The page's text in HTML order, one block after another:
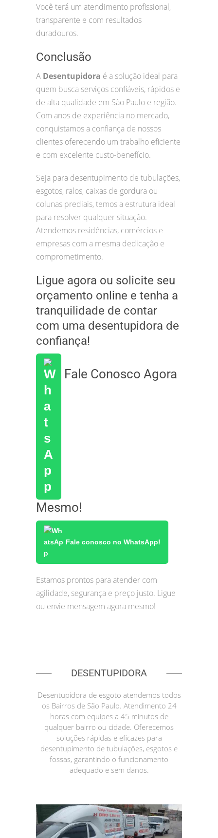
Você terá um atendimento profissional,
transparente e com resultados
duradouros.
Conclusão
A Desentupidora é a solução ideal para
quem busca serviços confiáveis, rápidos e
de alta qualidade em São Paulo e região.
Com anos de experiência no mercado,
conquistamos a confiança de nossos
clientes oferecendo um trabalho eficiente
e com excelente custo-benefício.
Seja para desentupimento de tubulações,
esgotos, ralos, caixas de gordura ou
colunas prediais, temos a estrutura ideal
para resolver qualquer situação.
Atendemos residências, comércios e
empresas com a mesma dedicação e
comprometimento.
Ligue agora ou solicite seu
orçamento online e tenha a
tranquilidade de contar
com uma desentupidora de
confiança!
Fale Conosco Agora
Mesmo!
Fale conosco no WhatsApp!
Estamos prontos para atender com
agilidade, segurança e preço justo. Ligue
ou envie mensagem agora mesmo!
DESENTUPIDORA
Desentupidora de esgoto atendemos todos
os Bairros de São Paulo. Atendimento 24
horas com equipes a 45 minutos de
qualquer bairro ou cidade. Oferecemos
soluções rápidas e eficazes para
desentupimento de tubulações, esgotos e
fossas, garantindo o funcionamento
adequado e sem danos.